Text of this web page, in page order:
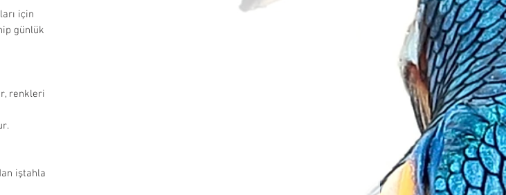
için
günlük
renkleri
iştahla
uygunluğunu kaybetmiş veya hijyenik